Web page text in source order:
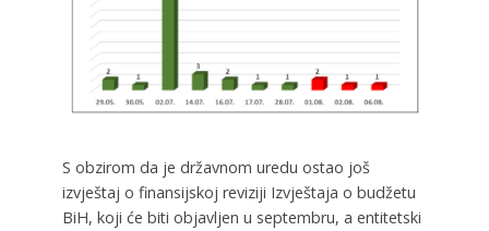
S obzirom da je državnom uredu ostao još
izvještaj o finansijskoj reviziji Izvještaja o budžetu
BiH, koji će biti objavljen u septembru, a entitetski